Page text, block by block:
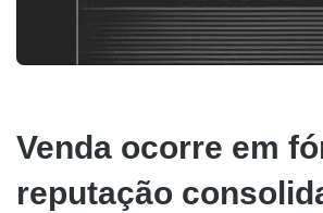
Venda ocorre em
reputação